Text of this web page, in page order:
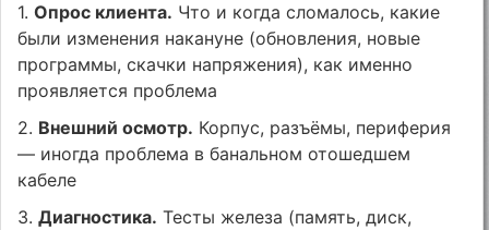
1.Опрос клиента. Что и когда сломалось, какие
были изменения накануне (обновления, новые
программы, скачки напряжения), как именно
проявляется проблема
2. Внешний осмотр. Корпус, разъёмы, периферия
— иногда проблема в банальном отошедшем
кабеле
3.Диагностика. Тесты железа (память, диск,